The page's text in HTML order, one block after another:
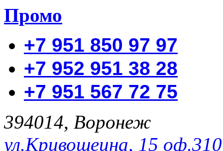
Промо
+7 951 850 97 97
+7 952 951 38 28
+7 951 567 72 75
394014, Воронеж
ул.Кривошеина, 15 оф.310